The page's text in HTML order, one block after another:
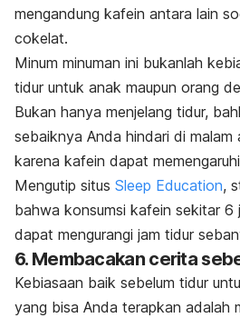
mengandung kafein antara lain
cokelat.
Minum minuman ini bukanlah
tidur untuk anak maupun orang
Bukan hanya menjelang tidur,
sebaiknya Anda hindari di malam
karena kafein dapat
Mengutip situs Sleep Education,
bahwa konsumsi kafein sekitar 6
dapat mengurangi jam tidur
6. Membacakan cerita
Kebiasaan baik sebelum tidur
yang bisa Anda terapkan adalah